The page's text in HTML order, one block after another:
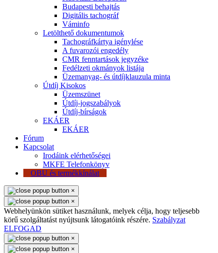
Budapesti behajtás
Digitális tachográf
Váminfo
Letölthető dokumentumok
Tachográfkártya igénylése
A fuvarozói engedély
CMR fenntartások jegyzéke
Fedélzeti okmányok listája
Üzemanyag- és útdíjklauzula minta
Útdíj Kisokos
Üzemszünet
Útdíj-jogszabályok
Útdíj-bírságok
EKÁER
EKÁER
Fórum
Kapcsolat
Irodáink elérhetőségei
MKFE Telefonkönyv
OBU és termékkínálat
×
×
Webhelyünkön sütiket használunk, melyek célja, hogy teljesebb
körű szolgáltatást nyújtsunk látogatóink részére. Szabályzat
ELFOGAD
×
×